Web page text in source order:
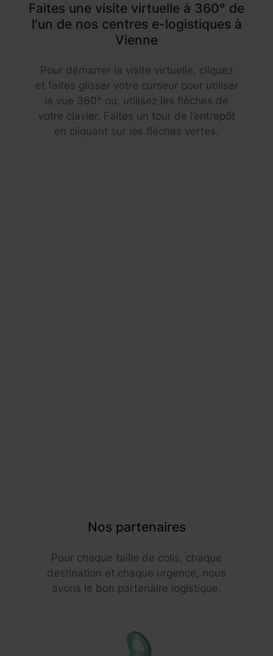
Faites une visite virtuelle à 360° de
l'un de nos centres e-logistiques à
Vienne
Pour démarrer la visite virtuelle, cliquez
et faites glisser votre curseur pour utiliser
la vue 360° ou, utilisez les flèches de
votre clavier. Faites un tour de l’entrepôt
en cliquant sur les flèches vertes.
Nos partenaires
Pour chaque taille de colis, chaque
destination et chaque urgence, nous
avons le bon partenaire logistique.